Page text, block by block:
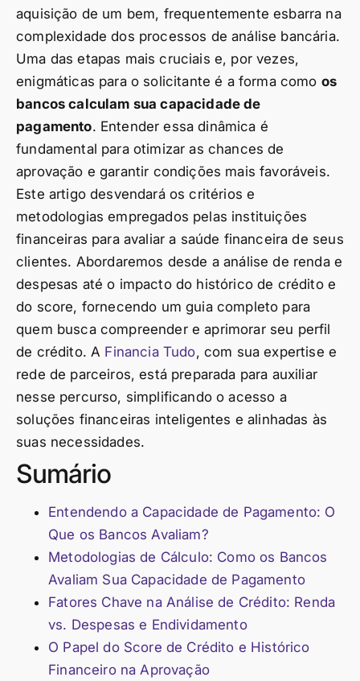
aquisição de um bem, frequentemente esbarra na
complexidade dos processos de análise bancária.
Uma das etapas mais cruciais e, por vezes,
enigmáticas para o solicitante é a forma como os
bancos calculam sua capacidade de
pagamento. Entender essa dinâmica é
fundamental para otimizar as chances de
aprovação e garantir condições mais favoráveis.
Este artigo desvendará os critérios e
metodologias empregados pelas instituições
financeiras para avaliar a saúde financeira de seus
clientes. Abordaremos desde a análise de renda e
despesas até o impacto do histórico de crédito e
do score, fornecendo um guia completo para
quem busca compreender e aprimorar seu perfil
de crédito. A Financia Tudo, com sua expertise e
rede de parceiros, está preparada para auxiliar
nesse percurso, simplificando o acesso a
soluções financeiras inteligentes e alinhadas às
suas necessidades.
Sumário
Entendendo a Capacidade de Pagamento: O
Que os Bancos Avaliam?
Metodologias de Cálculo: Como os Bancos
Avaliam Sua Capacidade de Pagamento
Fatores Chave na Análise de Crédito: Renda
vs. Despesas e Endividamento
O Papel do Score de Crédito e Histórico
Financeiro na Aprovação